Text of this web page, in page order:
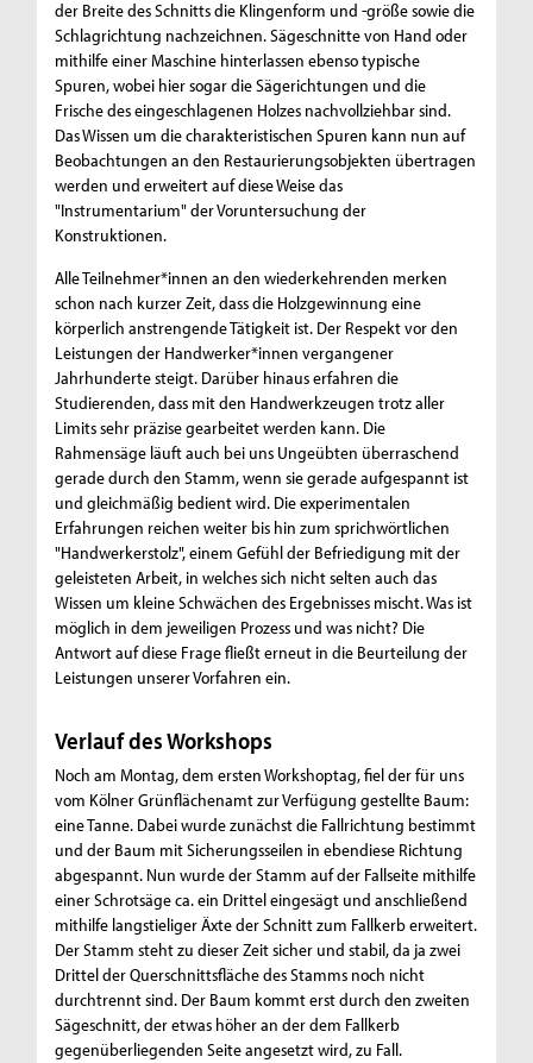
der Breite des Schnitts die Klingenform und -größe sowie die
Schlagrichtung nachzeichnen. Sägeschnitte von Hand oder
mithilfe einer Maschine hinterlassen ebenso typische
Spuren, wobei hier sogar die Sägerichtungen und die
Frische des eingeschlagenen Holzes nachvollziehbar sind.
Das Wissen um die charakteristischen Spuren kann nun auf
Beobachtungen an den Restaurierungsobjekten übertragen
werden und erweitert auf diese Weise das
"Instrumentarium" der Voruntersuchung der
Konstruktionen.
Alle Teilnehmer*innen an den wiederkehrenden merken
schon nach kurzer Zeit, dass die Holzgewinnung eine
körperlich anstrengende Tätigkeit ist. Der Respekt vor den
Leistungen der Handwerker*innen vergangener
Jahrhunderte steigt. Darüber hinaus erfahren die
Studierenden, dass mit den Handwerkzeugen trotz aller
Limits sehr präzise gearbeitet werden kann. Die
Rahmensäge läuft auch bei uns Ungeübten überraschend
gerade durch den Stamm, wenn sie gerade aufgespannt ist
und gleichmäßig bedient wird. Die experimentalen
Erfahrungen reichen weiter bis hin zum sprichwörtlichen
"Handwerkerstolz", einem Gefühl der Befriedigung mit der
geleisteten Arbeit, in welches sich nicht selten auch das
Wissen um kleine Schwächen des Ergebnisses mischt. Was ist
möglich in dem jeweiligen Prozess und was nicht? Die
Antwort auf diese Frage fließt erneut in die Beurteilung der
Leistungen unserer Vorfahren ein.
Verlauf des Workshops
Noch am Montag, dem ersten Workshoptag, fiel der für uns
vom Kölner Grünflächenamt zur Verfügung gestellte Baum:
eine Tanne. Dabei wurde zunächst die Fallrichtung bestimmt
und der Baum mit Sicherungsseilen in ebendiese Richtung
abgespannt. Nun wurde der Stamm auf der Fallseite mithilfe
einer Schrotsäge ca. ein Drittel eingesägt und anschließend
mithilfe langstieliger Äxte der Schnitt zum Fallkerb erweitert.
Der Stamm steht zu dieser Zeit sicher und stabil, da ja zwei
Drittel der Querschnittsfläche des Stamms noch nicht
durchtrennt sind. Der Baum kommt erst durch den zweiten
Sägeschnitt, der etwas höher an der dem Fallkerb
gegenüberliegenden Seite angesetzt wird, zu Fall.